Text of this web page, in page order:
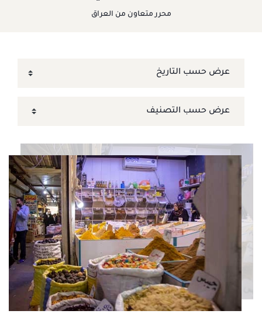
محرر متعاون من العراق